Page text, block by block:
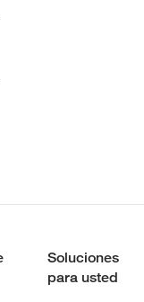
Soluciones
para usted